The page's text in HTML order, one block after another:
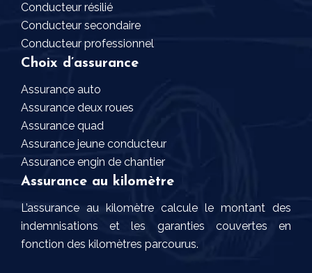
Conducteur résilié
Conducteur secondaire
Conducteur professionnel
Choix d’assurance
Assurance auto
Assurance deux roues
Assurance quad
Assurance jeune conducteur
Assurance engin de chantier
Assurance au kilomètre
L’assurance au kilomètre calcule le montant des
indemnisations et les garanties couvertes en
fonction des kilomètres parcourus.